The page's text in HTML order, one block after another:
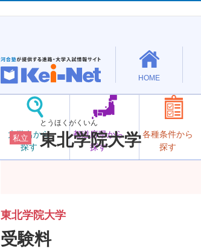
HOME
大学名から
探す
都道府県から
探す
各種条件から
探す
私立
とうほくがくいん
東北学院大学
東北学院大学
受験料